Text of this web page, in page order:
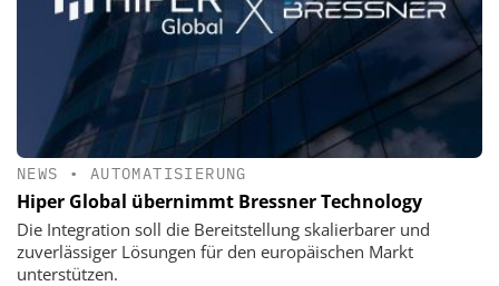
NEWS • AUTOMATISIERUNG
Hiper Global übernimmt Bressner Technology
Die Integration soll die Bereitstellung skalierbarer und
zuverlässiger Lösungen für den europäischen Markt
unterstützen.